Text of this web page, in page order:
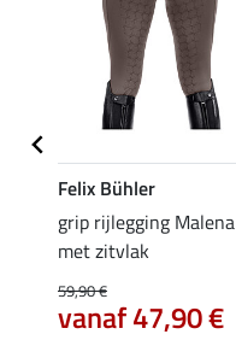
Felix Bühler
grip rijlegging Malena
met zitvlak
59,90 €
vanaf 47,90 €